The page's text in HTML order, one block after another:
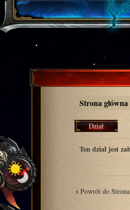
Strona
Dział
zablokowany
Ten dział jest
Powrót do